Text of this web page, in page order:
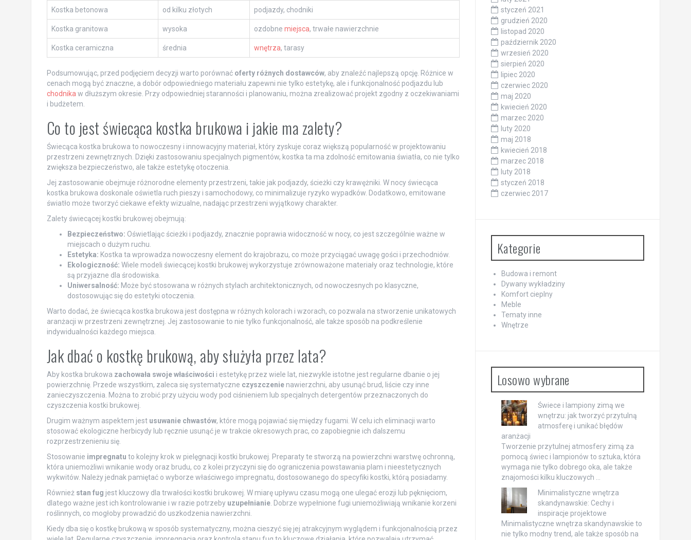
Kostka betonowa od kilku złotych podjazdy, chodniki
Kostka granitowa wysoka ozdobne miejsca, trwałe nawierzchnie
Kostka ceramiczna średnia wnętrza, tarasy
Podsumowując, przed podjęciem decyzji warto porównać oferty różnych dostawców, aby znaleźć najlepszą opcję. Różnice w
cenach mogą być znaczne, a dobór odpowiedniego materiału zapewni nie tylko estetykę, ale i funkcjonalność podjazdu lub
chodnikaw dłuższym okresie. Przy odpowiedniej staranności i planowaniu, można zrealizować projekt zgodny z oczekiwaniami
i budżetem.
Co to jest świecąca kostka brukowa i jakie ma zalety?
Świecąca kostka brukowa to nowoczesny i innowacyjny materiał, który zyskuje coraz większą popularność w projektowaniu
przestrzeni zewnętrznych. Dzięki zastosowaniu specjalnych pigmentów, kostka ta ma zdolność emitowania światła, co nie tylko
zwiększa bezpieczeństwo, ale także estetykę otoczenia.
Jej zastosowanie obejmuje różnorodne elementy przestrzeni, takie jak podjazdy, ścieżki czy krawężniki. W nocy świecąca
kostka brukowa doskonale oświetla ruch pieszy i samochodowy, co minimalizuje ryzyko wypadków. Dodatkowo, emitowane
światło może tworzyć ciekawe efekty wizualne, nadając przestrzeni wyjątkowy charakter.
Zalety świecącej kostki brukowej obejmują:
Bezpieczeństwo: Oświetlając ścieżki i podjazdy, znacznie poprawia widoczność w nocy, co jest szczególnie ważne w
miejscach o dużym ruchu.
Estetyka: Kostka ta wprowadza nowoczesny element do krajobrazu, co może przyciągać uwagę gości i przechodniów.
Ekologiczność: Wiele modeli świecącej kostki brukowej wykorzystuje zrównoważone materiały oraz technologie, które
są przyjazne dla środowiska.
Uniwersalność: Może być stosowana w różnych stylach architektonicznych, od nowoczesnych po klasyczne,
dostosowując się do estetyki otoczenia.
Warto dodać, że świecąca kostka brukowa jest dostępna w różnych kolorach i wzorach, co pozwala na stworzenie unikatowych
aranżacji w przestrzeni zewnętrznej. Jej zastosowanie to nie tylko funkcjonalność, ale także sposób na podkreślenie
indywidualności każdego miejsca.
Jak dbać o kostkę brukową, aby służyła przez lata?
Aby kostka brukowa zachowała swoje właściwości i estetykę przez wiele lat, niezwykle istotne jest regularne dbanie o jej
powierzchnię. Przede wszystkim, zaleca się systematyczne czyszczenienawierzchni, aby usunąć brud, liście czy inne
zanieczyszczenia. Można to zrobić przy użyciu wody pod ciśnieniem lub specjalnych detergentów przeznaczonych do
czyszczenia kostki brukowej.
Drugim ważnym aspektem jest usuwanie chwastów, które mogą pojawiać się między fugami. W celu ich eliminacji warto
stosować ekologiczne herbicydy lub ręcznie usunąć je w trakcie okresowych prac, co zapobiegnie ich dalszemu
rozprzestrzenieniu się.
Stosowanie impregnatu to kolejny krok w pielęgnacji kostki brukowej. Preparaty te stworzą na powierzchni warstwę ochronną,
która uniemożliwi wnikanie wody oraz brudu, co z kolei przyczyni się do ograniczenia powstawania plam i nieestetycznych
wykwitów. Należy jednak pamiętać o wyborze właściwego impregnatu, dostosowanego do specyfiki kostki, którą posiadamy.
Również stan fug jest kluczowy dla trwałości kostki brukowej. W miarę upływu czasu mogą one ulegać erozji lub pęknięciom,
dlatego ważne jest ich kontrolowanie i w razie potrzeby uzupełnianie. Dobrze wypełnione fugi uniemożliwiają wnikanie korzeni
roślinnych, co mogłoby prowadzić do uszkodzenia nawierzchni.
Kiedy dba się o kostkę brukową w sposób systematyczny, można cieszyć się jej atrakcyjnym wyglądem i funkcjonalnością przez
styczeń 2021
grudzień 2020
listopad 2020
październik 2020
wrzesień 2020
sierpień 2020
lipiec 2020
czerwiec 2020
maj 2020
kwiecień 2020
marzec 2020
luty 2020
maj 2018
kwiecień 2018
marzec 2018
luty 2018
styczeń 2018
czerwiec 2017
Kategorie
Budowa i remont
Dywany wykładziny
Komfort cieplny
Meble
Tematy inne
Wnętrze
Losowo wybrane
Świece i lampiony zimą we
wnętrzu: jak tworzyć przytulną
atmosferę i unikać błędów
aranżacji
Tworzenie przytulnej atmosfery zimą za
pomocą świec i lampionów to sztuka, która
wymaga nie tylko dobrego oka, ale także
znajomości kilku kluczowych …
Minimalistyczne wnętrza
skandynawskie: Cechy i
inspiracje projektowe
Minimalistyczne wnętrza skandynawskie to
nie tylko modny trend, ale także sposób na